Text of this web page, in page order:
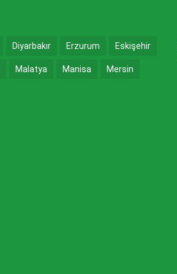
Diyarbakır Erzurum Eskişehir
Malatya Manisa Mersin